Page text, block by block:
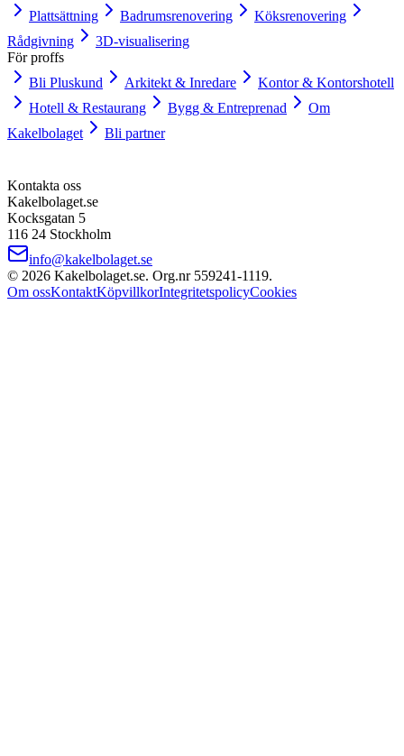
Plattsättning
Badrumsrenovering
Köksrenovering
Rådgivning
3D-visualisering
För proffs
Bli Pluskund
Arkitekt & Inredare
Kontor & Kontorshotell
Hotell & Restaurang
Bygg & Entreprenad
Om
Kakelbolaget
Bli partner
Kontakta oss
Kakelbolaget.se
Kocksgatan 5
116 24 Stockholm
info@kakelbolaget.se
© 2026 Kakelbolaget.se. Org.nr 559241‑1119.
Om ossKontaktKöpvillkorIntegritetspolicyCookies